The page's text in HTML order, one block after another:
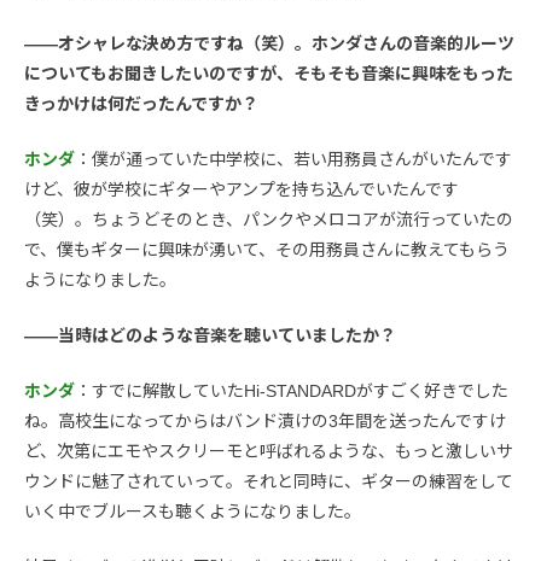
――オシャレな決め方ですね（笑）。ホンダさんの音楽的ルーツ
についてもお聞きしたいのですが、そもそも音楽に興味をもった
きっかけは何だったんですか？
ホンダ ：僕が通っていた中学校に、若い用務員さんがいたんです
けど、彼が学校にギターやアンプを持ち込んでいたんです
（笑）。ちょうどそのとき、パンクやメロコアが流行っていたの
で、僕もギターに興味が湧いて、その用務員さんに教えてもらう
ようになりました。
――当時はどのような音楽を聴いていましたか？
ホンダ ：すでに解散していたHi-STANDARDがすごく好きでした
ね。高校生になってからはバンド漬けの3年間を送ったんですけ
ど、次第にエモやスクリーモと呼ばれるような、もっと激しいサ
ウンドに魅了されていって。それと同時に、ギターの練習をして
いく中でブルースも聴くようになりました。